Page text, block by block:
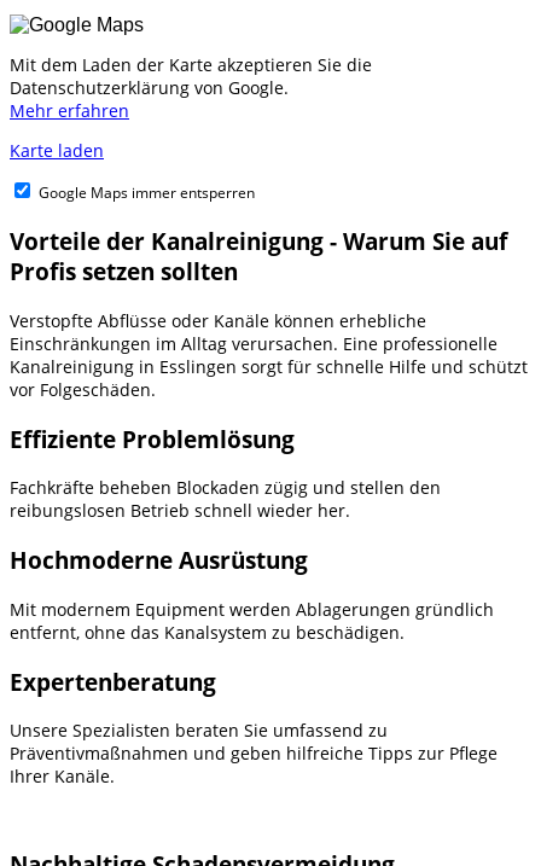
Mit dem Laden der Karte akzeptieren Sie die
Datenschutzerklärung von Google.
Mehr erfahren
Karte laden
Google Maps immer entsperren
Vorteile der Kanalreinigung - Warum Sie auf
Profis setzen sollten
Verstopfte Abflüsse oder Kanäle können erhebliche
Einschränkungen im Alltag verursachen. Eine professionelle
Kanalreinigung in Esslingen sorgt für schnelle Hilfe und schützt
vor Folgeschäden.
Effiziente Problemlösung
Fachkräfte beheben Blockaden zügig und stellen den
reibungslosen Betrieb schnell wieder her.
Hochmoderne Ausrüstung
Mit modernem Equipment werden Ablagerungen gründlich
entfernt, ohne das Kanalsystem zu beschädigen.
Expertenberatung
Unsere Spezialisten beraten Sie umfassend zu
Präventivmaßnahmen und geben hilfreiche Tipps zur Pflege
Ihrer Kanäle.